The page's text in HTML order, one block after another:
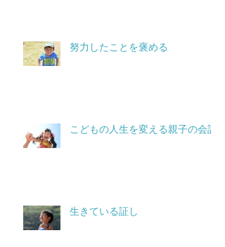
努力したことを褒める
こどもの人生を変える親子の会話
生きている証し